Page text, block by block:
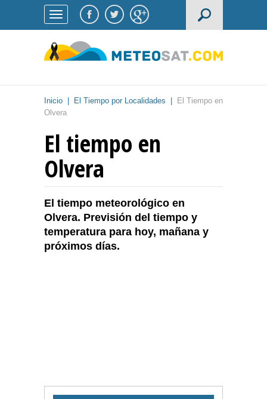
Inicio El Tiempo por Localidades
El Tiempo en
Olvera
El tiempo en
Olvera
El tiempo meteorológico en
Olvera. Previsión del tiempo y
temperatura para hoy, mañana y
próximos días.